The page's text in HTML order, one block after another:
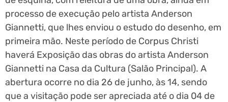
processo de execução pelo artista Anderson
Giannetti, que lhes enviou o estudo do desenho, em
primeira mão. Neste período de Corpus Christi
haverá Exposição das obras do artista Anderson
Giannetti na Casa da Cultura (Salão Principal). A
abertura ocorre no dia 26 de junho, às 14, sendo
que a visitação pode ser apreciada até o dia 04 de